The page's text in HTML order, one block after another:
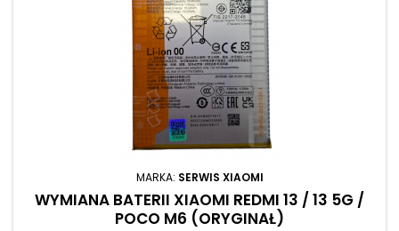
MARKA: SERWIS XIAOMI
WYMIANA BATERII XIAOMI REDMI 13 / 13 5G /
POCO M6 (ORYGINAŁ)